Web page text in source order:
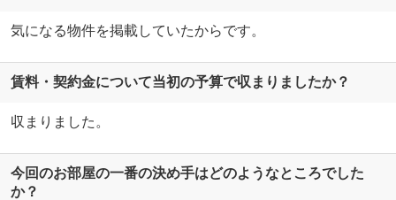
気になる物件を掲載していたからです。
賃料・契約金について当初の予算で収まりましたか？
収まりました。
今回のお部屋の一番の決め手はどのようなところでした
か？